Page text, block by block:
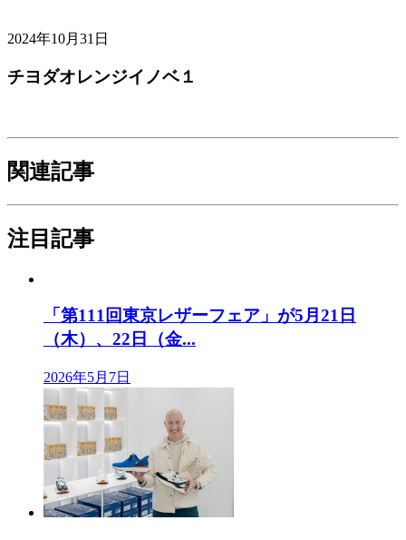
2024年10月31日
チヨダオレンジイノベ１
関連記事
注目記事
「第111回東京レザーフェア」が5月21日
（木）、22日（金...
2026年5月7日